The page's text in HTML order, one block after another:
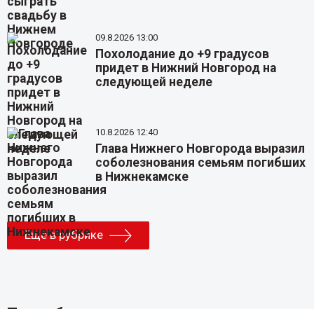
09.8.2026 13:00
Похолодание до +9 градусов
придет в Нижний Новгород на
следующей неделе
10.8.2026 12:40
Глава Нижнего Новгорода выразил
соболезнования семьям погибших
в Нижнекамске
Еще в рубрике